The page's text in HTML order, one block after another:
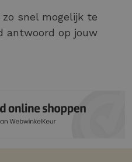
snel mogelijk te
antwoord op jouw